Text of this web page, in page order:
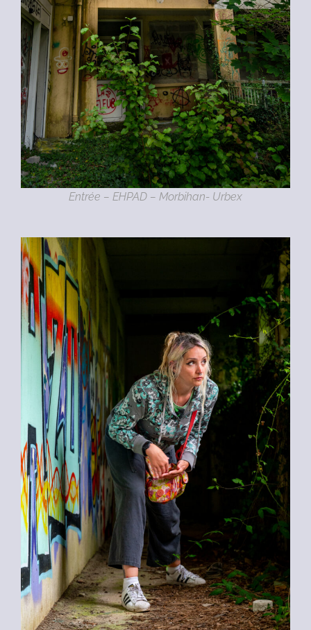
Entrée – EHPAD – Morbihan- Urbex